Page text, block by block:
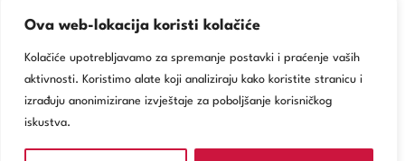
Ova web-lokacija koristi kolačiće
Kolačiće upotrebljavamo za spremanje postavki i praćenje vaših
aktivnosti. Koristimo alate koji analiziraju kako koristite stranicu i
izrađuju anonimizirane izvještaje za poboljšanje korisničkog
iskustva.